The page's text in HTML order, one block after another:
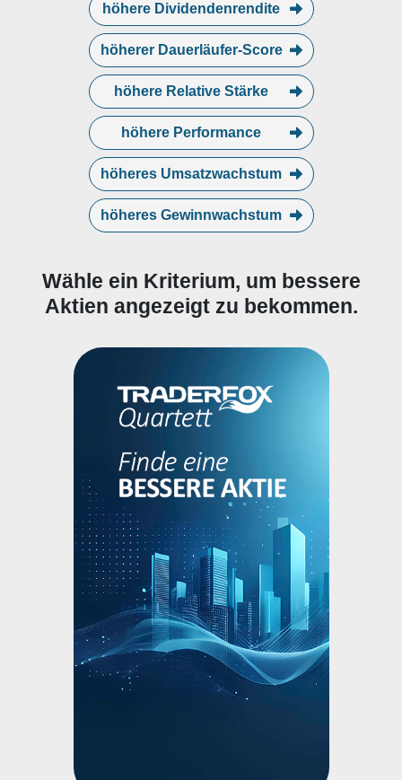
höhere Dividendenrendite
höherer Dauerläufer-Score
höhere Relative Stärke
höhere Performance
höheres Umsatzwachstum
höheres Gewinnwachstum
Wähle ein Kriterium, um bessere
Aktien angezeigt zu bekommen.